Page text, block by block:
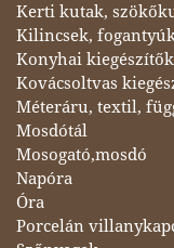
Kerti kutak,
Kilincsek,
Konyhai kiegészítők
Kovácsoltvas
Méteráru, textil,
Mosdótál
Mosogató,mosdó
Napóra
Óra
Porcelán